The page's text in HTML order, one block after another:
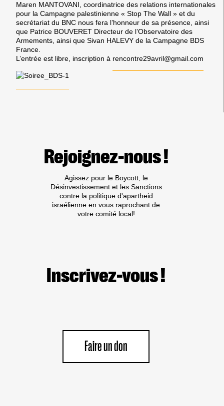
Maren MANTOVANI , coordinatrice des relations internationales
pour la Campagne palestinienne « Stop The Wall » et du
secrétariat du BNC nous fera l’honneur de sa présence, ainsi
que Patrice BOUVERET Directeur de l’Observatoire des
Armements , ainsi que Sivan HALEVY de la Campagne BDS
France
L’entrée est libre, inscription à rencontre29avril@gmail.com
Rejoignez-nous !
Agissez pour le Boycott, le
Désinvestissement et les Sanctions
contre la politique d'apartheid
israélienne en vous raprochant de
votre comité local!
Inscrivez-vous !
Faire un don